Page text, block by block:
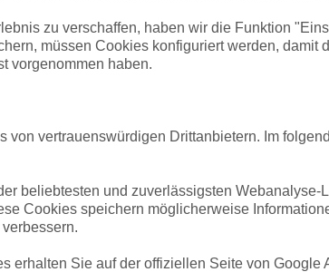
zu verschaffen, haben wir die Funktion
müssen Cookies konfiguriert werden,
vorgenommen haben.
von vertrauenswürdigen Drittanbietern. Im
beliebtesten und zuverlässigsten
Cookies speichern möglicherweise
erhalten Sie auf der offiziellen Seite von Google